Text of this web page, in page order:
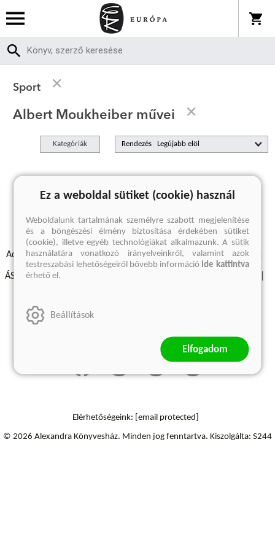
Sport
Albert Moukheiber művei
Kategóriák Rendezés
A keresett kifejezésre nincs találat
Adatvédelmi szabályzatok Elállási felmondási nyilatkozat
ÁSZF - Vásárlási feltételek
Elérhetőségeink: [email protected]
© 2026 Alexandra Könyvesház. Minden jog fenntartva. Kiszolgálta: S244
Ez a weboldal sütiket (cookie) használ
Weboldalunk tartalmának személyre szabott megjelenítése
és a böngészési élmény biztosítása érdekében sütiket
(cookie), illetve egyéb technológiákat alkalmazunk. A sütik
használatára vonatkozó irányelveinkről, valamint azok
testreszabási lehetőségeiről bővebb információide kattintva
érhető el.
Beállítások
Elfogadom